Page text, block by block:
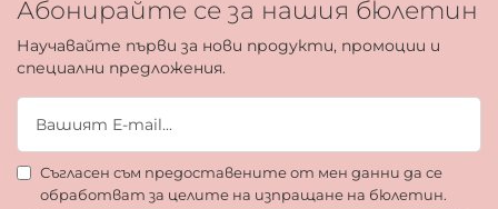
Абонирайте се за нашия бюлетин
Научавайте първи за нови продукти, промоции и
специални предложения.
Съгласен съм предоставените от мен данни да се
обработват за целите на изпращане на бюлетин.